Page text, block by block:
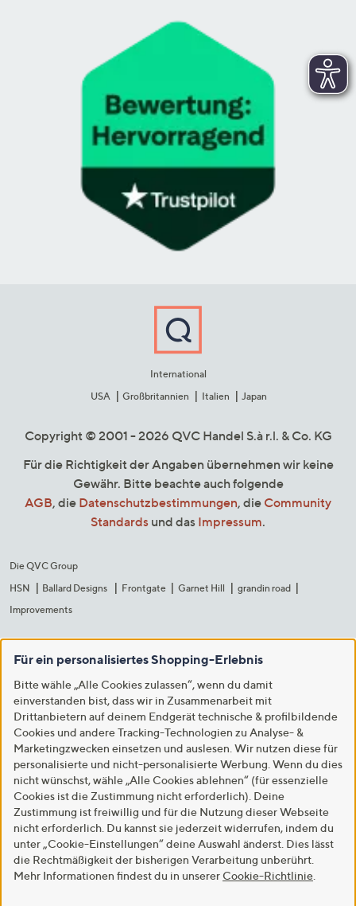
International
USA
Großbritannien Italien Japan
Copyright © 2001 - 2026 QVC Handel S.à r.l. & Co. KG
Für die Richtigkeit der Angaben übernehmen wir keine
Gewähr. Bitte beachte auch folgende
AGB, die Datenschutzbestimmungen, die Community
Standards und das Impressum.
Die QVC Group
HSN
Ballard Designs Frontgate Garnet Hill
grandin road
Improvements
Für ein personalisiertes Shopping-Erlebnis
Bitte wähle „Alle Cookies zulassen“, wenn du damit
einverstanden bist, dass wir in Zusammenarbeit mit
Drittanbietern auf deinem Endgerät technische & profilbildende
Cookies und andere Tracking-Technologien zu Analyse- &
Marketingzwecken einsetzen und auslesen. Wir nutzen diese für
personalisierte und nicht-personalisierte Werbung. Wenn du dies
nicht wünschst, wähle „Alle Cookies ablehnen“ (für essenzielle
Cookies ist die Zustimmung nicht erforderlich). Deine
Zustimmung ist freiwillig und für die Nutzung dieser Webseite
nicht erforderlich. Du kannst sie jederzeit widerrufen, indem du
unter „Cookie-Einstellungen“ deine Auswahl änderst. Dies lässt
die Rechtmäßigkeit der bisherigen Verarbeitung unberührt.
Mehr Informationen findest du in unserer Cookie-Richtlinie